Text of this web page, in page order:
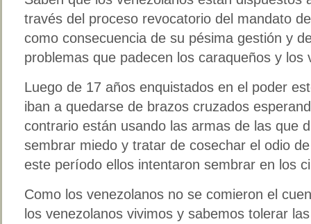
través del proceso revocatorio del mandato
como consecuencia de su pésima gestión y
problemas que padecen los caraqueños y los
Luego de 17 años enquistados en el poder
iban a quedarse de brazos cruzados
contrario están usando las armas de las que
sembrar miedo y tratar de cosechar el odio
este período ellos intentaron sembrar en los
Como los venezolanos no se comieron el
los venezolanos vivimos y sabemos tolerar